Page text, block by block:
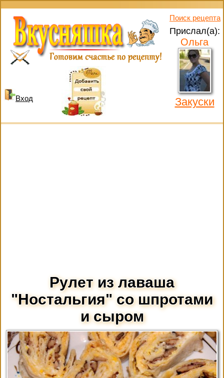
Вход
Поиск рецепта
Прислал(а):
Ольга
Закуски
Рулет из лаваша
"Ностальгия" со шпротами
и сыром